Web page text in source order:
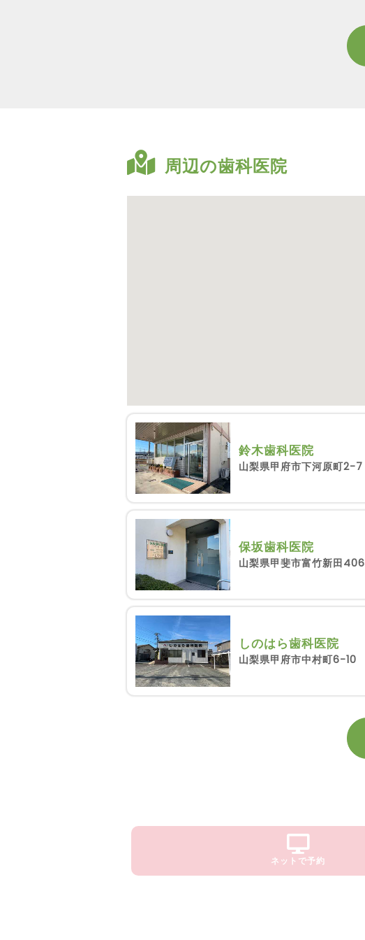
周辺の歯科医院
鈴木歯科医院
山梨県甲府市下河原町2-7
保坂歯科医院
山梨県甲斐市富竹新田406
しのはら歯科医院
山梨県甲府市中村町6-10
ネットで予約